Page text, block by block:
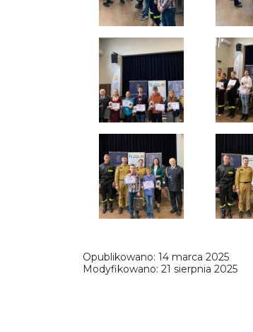
Opublikowano: 14 marca 2025
Modyfikowano: 21 sierpnia 2025